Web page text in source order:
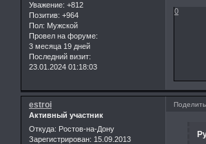
Уважение: +812
Позитив: +964
Пол: Мужской
Провел на форуме:
3 месяца 19 дней
Последний визит:
23.01.2024 01:18:03
0
estroi
Активный участник
Откуда: Ростов-на-Дону
Зарегистрирован: 15.09.2013